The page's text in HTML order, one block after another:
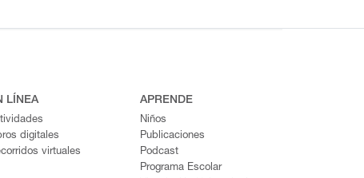
LÍNEA
digitales
virtuales
APRENDE
Niños
Publicaciones
Podcast
Programa Escolar